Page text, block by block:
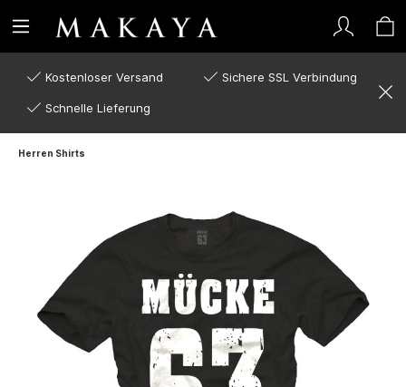
Kostenloser Versand Sichere SSL Verbindung
Schnelle Lieferung
Herren Shirts